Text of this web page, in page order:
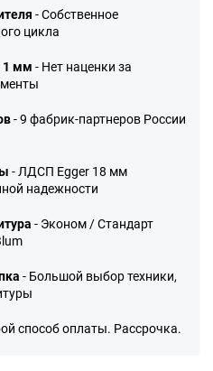
- Собственное
цикла
1 мм - Нет наценки за
- 9 фабрик-партнеров России
- ЛДСП Egger 18 мм
надежности
- Эконом / Стандарт
- Большой выбор техники,
способ оплаты. Рассрочка.